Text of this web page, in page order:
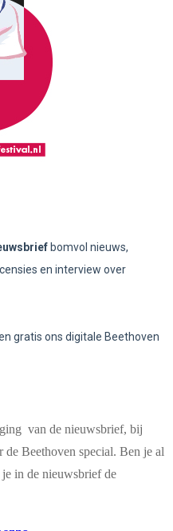
bomvol nieuws,
en interview over
gratis ons digitale Beethoven
van de nieuwsbrief, bij
Beethoven special. Ben je al
in de nieuwsbrief de